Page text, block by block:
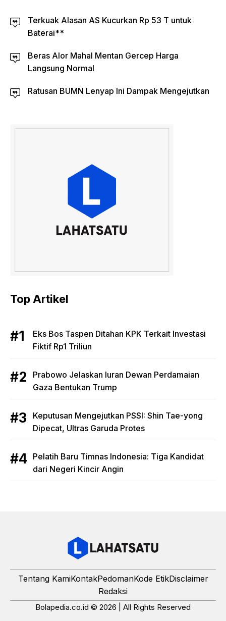
Terkuak Alasan AS Kucurkan Rp 53 T untuk
Baterai**
Beras Alor Mahal Mentan Gercep Harga
Langsung Normal
Ratusan BUMN Lenyap Ini Dampak Mengejutkan
Top Artikel
Eks Bos Taspen Ditahan KPK Terkait Investasi
Fiktif Rp1 Triliun
Prabowo Jelaskan Iuran Dewan Perdamaian
Gaza Bentukan Trump
Keputusan Mengejutkan PSSI: Shin Tae-yong
Dipecat, Ultras Garuda Protes
Pelatih Baru Timnas Indonesia: Tiga Kandidat
dari Negeri Kincir Angin
Tentang KamiKontakPedomanKode EtikDisclaimer
Redaksi
Bolapedia.co.id © 2026 | All Rights Reserved